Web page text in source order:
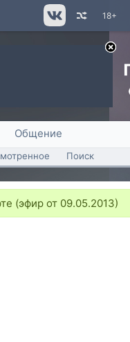
18+
Общение
Поиск
(эфир от 09.05.2013)